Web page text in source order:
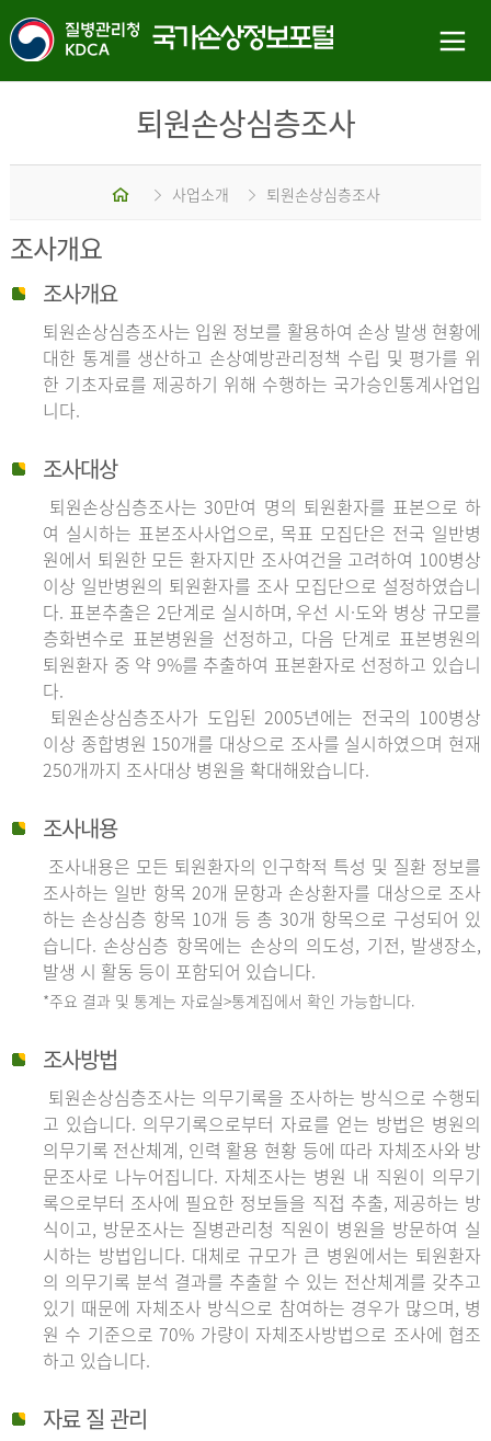
퇴원손상심층조사
홈 사업소개 퇴원손상심층조사
조사개요
조사개요
퇴원손상심층조사는 입원 정보를 활용하여 손상 발생 현황에
대한 통계를 생산하고 손상예방관리정책 수립 및 평가를 위
한 기초자료를 제공하기 위해 수행하는 국가승인통계사업입
니다.
조사대상
퇴원손상심층조사는 30만여 명의 퇴원환자를 표본으로 하
여 실시하는 표본조사사업으로, 목표 모집단은 전국 일반병
원에서 퇴원한 모든 환자지만 조사여건을 고려하여 100병상
이상 일반병원의 퇴원환자를 조사 모집단으로 설정하였습니
다. 표본추출은 2단계로 실시하며, 우선 시·도와 병상 규모를
층화변수로 표본병원을 선정하고, 다음 단계로 표본병원의
퇴원환자 중 약 9%를 추출하여 표본환자로 선정하고 있습니
다.
퇴원손상심층조사가 도입된 2005년에는 전국의 100병상
이상 종합병원 150개를 대상으로 조사를 실시하였으며 현재
250개까지 조사대상 병원을 확대해왔습니다.
조사내용
조사내용은 모든 퇴원환자의 인구학적 특성 및 질환 정보를
조사하는 일반 항목 20개 문항과 손상환자를 대상으로 조사
하는 손상심층 항목 10개 등 총 30개 항목으로 구성되어 있
습니다. 손상심층 항목에는 손상의 의도성, 기전, 발생장소,
발생 시 활동 등이 포함되어 있습니다.
*주요 결과 및 통계는 자료실>통계집에서 확인 가능합니다.
조사방법
퇴원손상심층조사는 의무기록을 조사하는 방식으로 수행되
고 있습니다. 의무기록으로부터 자료를 얻는 방법은 병원의
의무기록 전산체계, 인력 활용 현황 등에 따라 자체조사와 방
문조사로 나누어집니다. 자체조사는 병원 내 직원이 의무기
록으로부터 조사에 필요한 정보들을 직접 추출, 제공하는 방
식이고, 방문조사는 질병관리청 직원이 병원을 방문하여 실
시하는 방법입니다. 대체로 규모가 큰 병원에서는 퇴원환자
의 의무기록 분석 결과를 추출할 수 있는 전산체계를 갖추고
있기 때문에 자체조사 방식으로 참여하는 경우가 많으며, 병
원 수 기준으로 70% 가량이 자체조사방법으로 조사에 협조
하고 있습니다.
자료 질 관리